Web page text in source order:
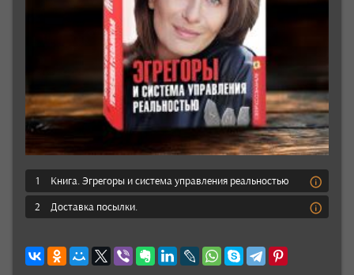
1
Книга. Эгрегоры и система управления реальностью
2
Доставка посылки.